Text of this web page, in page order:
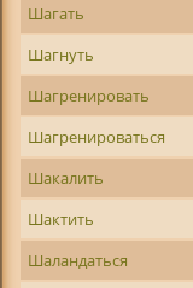
Шагать
Шагнуть
Шагренировать
Шагренироваться
Шакалить
Шактить
Шаландаться